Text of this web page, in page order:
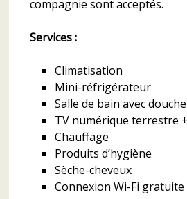
compagnie sont acceptés.
Services :
Climatisation
Mini-réfrigérateur
Salle de bain avec douche
TV numérique terrestre
Chauffage
Produits d’hygiène
Sèche-cheveux
Connexion Wi-Fi gratuite